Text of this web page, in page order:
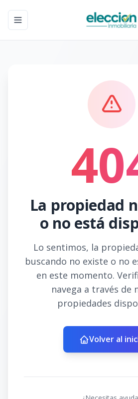
Toggle navigation menu
La propiedad
o no está
Lo sentimos, la
buscando no existe o no
en este momento.
navega a través de
propiedades
Volver al